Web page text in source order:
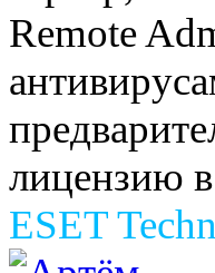
Remote
лицензию
ESET